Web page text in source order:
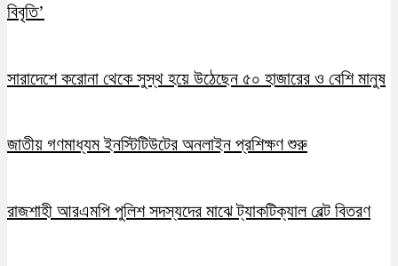
বিবৃতি’
সারাদেশে করোনা থেকে সুস্থ হয়ে উঠেছেন ৫০ হাজারের ও বেশি মানুষ
জাতীয় গণমাধ্যম ইনস্টিটিউটের অনলাইন প্রশিক্ষণ শুরু
রাজশাহী আরএমপি পুলিশ সদস্যদের মাঝে ট্যাকটিক্যাল বেল্ট বিতরণ